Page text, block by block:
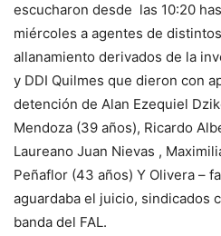
escucharon desde las 10:20
miércoles a agentes de
allanamiento derivados de la
y DDI Quilmes que dieron con
detención de Alan Ezequiel
Mendoza (39 años), Ricardo
Laureano Juan Nievas ,
Peñaflor (43 años) Y Olivera –
aguardaba el juicio, sindicados
banda del FAL.